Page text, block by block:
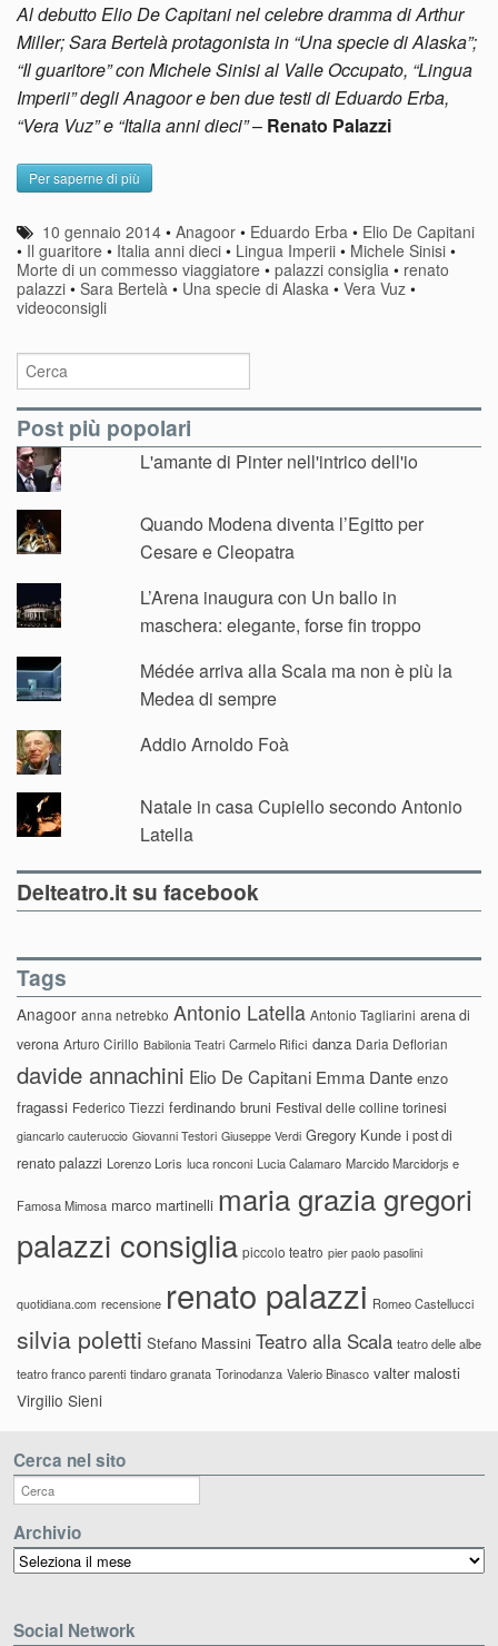
Al debutto Elio De Capitani nel celebre dramma di Arthur
Miller; Sara Bertelà protagonista in “Una specie di Alaska”;
“Il guaritore” con Michele Sinisi al Valle Occupato, “Lingua
Imperii” degli Anagoor e ben due testi di Eduardo Erba,
“Vera Vuz” e “Italia anni dieci”– Renato Palazzi
Per saperne di più
10 gennaio 2014 •Anagoor • Eduardo Erba • Elio De Capitani
• Il guaritore • Italia anni dieci • Lingua Imperii • Michele Sinisi •
Morte di un commesso viaggiatore • palazzi consiglia • renato
palazzi • Sara Bertelà • Una specie di Alaska • Vera Vuz •
videoconsigli
Post più popolari
L'amante di Pinter nell'intrico dell'io
Quando Modena diventa l’Egitto per
Cesare e Cleopatra
L’Arena inaugura con Un ballo in
maschera: elegante, forse fin troppo
Médée arriva alla Scala ma non è più la
Medea di sempre
Addio Arnoldo Foà
Natale in casa Cupiello secondo Antonio
Latella
Delteatro.it su facebook
Tags
Anagoor anna netrebko Antonio Latella Antonio Tagliarini arena di
verona Arturo Cirillo Babilonia Teatri Carmelo Rifici danza Daria Deflorian
davide annachini Elio De Capitani Emma Dante enzo
fragassi Federico Tiezzi ferdinando bruni Festival delle colline torinesi
giancarlo cauteruccio Giovanni Testori Giuseppe Verdi Gregory Kunde i post di
renato palazzi Lorenzo Loris luca ronconi Lucia Calamaro Marcido Marcidorjs e
Famosa Mimosa marco martinelli maria grazia gregori
palazzi consiglia piccolo teatro pier paolo pasolini
quotidiana.com recensione renato palazzi Romeo Castellucci
silvia poletti Stefano Massini Teatro alla Scala teatro delle albe
teatro franco parenti tindaro granata Torinodanza Valerio Binasco valter malosti
Virgilio Sieni
Cerca nel sito
Archivio
Archivio
Social Network